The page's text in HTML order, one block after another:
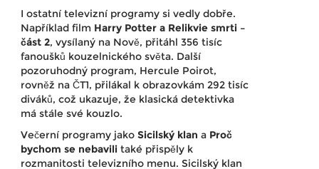
I ostatní televizní programy si vedly dobře.
Například film Harry Potter a Relikvie smrti –
část 2, vysílaný na Nově, přitáhl 356 tisíc
fanoušků kouzelnického světa. Další
pozoruhodný program, Hercule Poirot,
rovněž na ČT1, přilákal k obrazovkám 292 tisíc
diváků, což ukazuje, že klasická detektivka
má stále své kouzlo.
Večerní programy jako Sicilský klan a Proč
bychom se nebavili také přispěly k
rozmanitosti televizního menu. Sicilský klan